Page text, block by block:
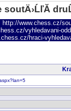
soutÄ›ĹľĂ­
http://www.chess.cz/
vyhledavani-
hraci-